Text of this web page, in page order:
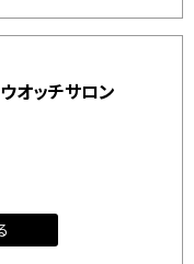
オッチサロン